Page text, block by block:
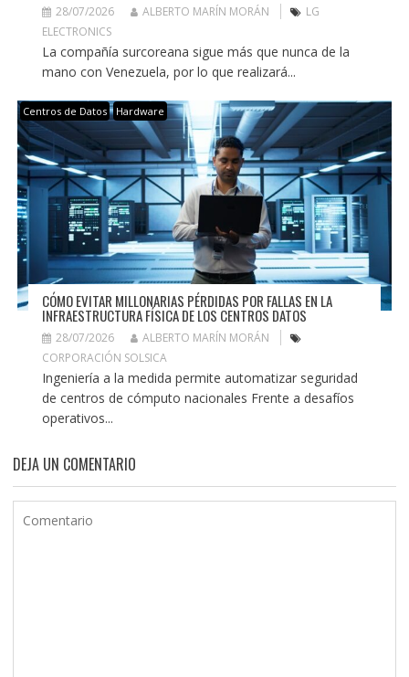
28/07/2026 ALBERTO MARÍN MORÁN
LG
ELECTRONICS
La compañía surcoreana sigue más que nunca de la
mano con Venezuela, por lo que realizará...
Centros de Datos Hardware
CÓMO EVITAR MILLONARIAS PÉRDIDAS POR FALLAS EN LA
INFRAESTRUCTURA FÍSICA DE LOS CENTROS DATOS
28/07/2026
ALBERTO MARÍN MORÁN
CORPORACIÓN SOLSICA
Ingeniería a la medida permite automatizar seguridad
de centros de cómputo nacionales Frente a desafíos
operativos...
DEJA UN COMENTARIO